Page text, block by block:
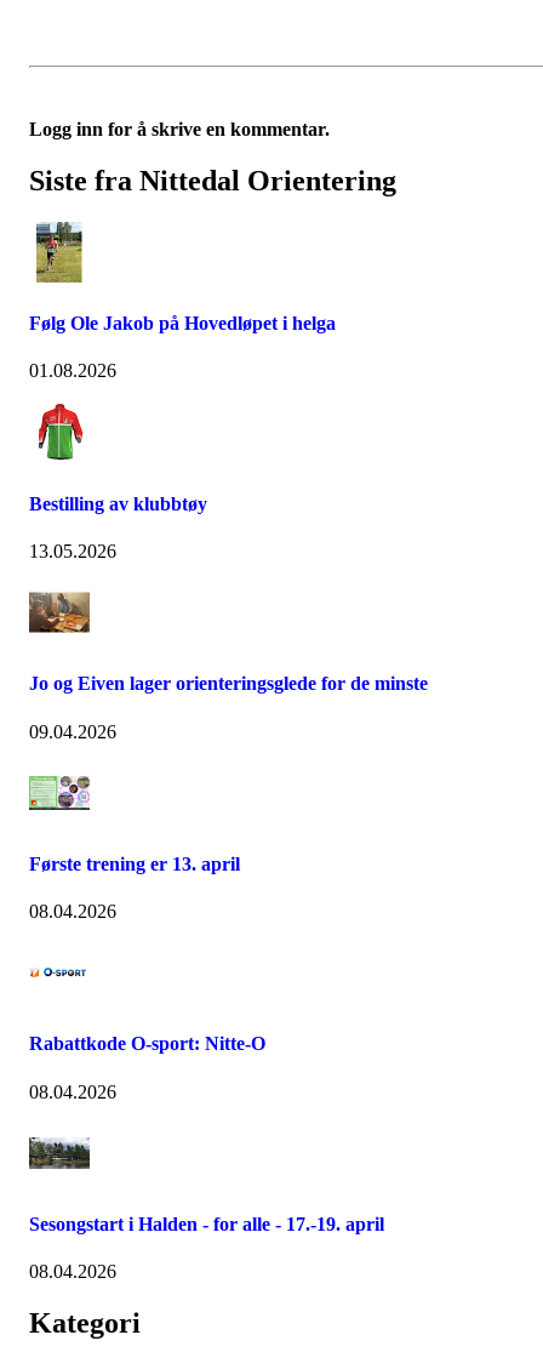
Logg inn for å skrive en kommentar.
Siste fra Nittedal Orientering
Følg Ole Jakob på Hovedløpet i helga
01.08.2026
Bestilling av klubbtøy
13.05.2026
Jo og Eiven lager orienteringsglede for de minste
09.04.2026
Første trening er 13. april
08.04.2026
Rabattkode O-sport: Nitte-O
08.04.2026
Sesongstart i Halden - for alle - 17.-19. april
08.04.2026
Kategori